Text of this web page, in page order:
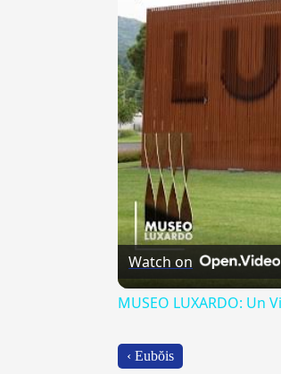
Watch on
MUSEO LUXARDO: Un
‹ Eubŏis